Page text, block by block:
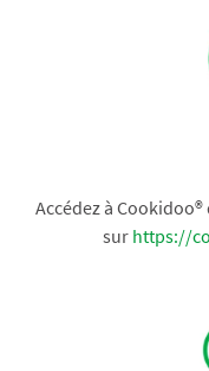
Accédez à
sur https://